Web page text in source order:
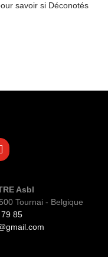
savoir si Déconotés
Asbl
Tournai - Belgique
85